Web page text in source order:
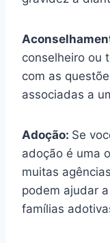
conselheiro ou
com as
associadas a
Adoção: Se
adoção é uma
muitas
podem ajudar
famílias